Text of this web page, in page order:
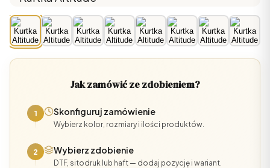
Jak zamówić ze zdobieniem?
1 Skonfiguruj zamówienie
Wybierz kolor, rozmiary i ilości produktów.
2 Wybierz zdobienie
DTF, sitodruk lub haft — dodaj pozycję i wariant.